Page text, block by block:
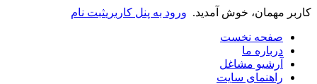
کاربر مهمان، خوش آمدید. ورود به پنل کاربریثبت نام
صفحه نخست
درباره ما
آرشیو مشاغل
راهنمای سایت